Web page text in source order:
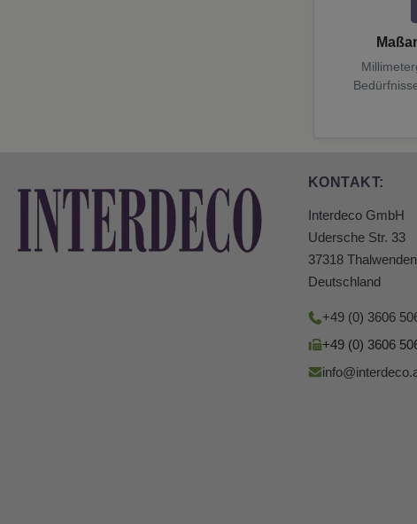
KONTAKT:
Interdeco GmbH
Udersche Str. 33
37318 Thalwenden
Deutschland
+49 (0) 3606
+49 (0) 3606